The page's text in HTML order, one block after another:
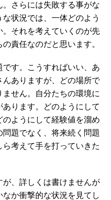
さらには失敗する事がな
状況では、一体どのよう
それを考えていくのが先
責任なのだと思います。
す。こうすればいい、あ
ありますが、どの場所で
せん。自分たちの環境に
ります。どのようにして
ようにして経験値を溜め
題でなく、将来続く問題
考えて手を打っていきた
、詳しくは書けませんが
か衝撃的な状況を見てし